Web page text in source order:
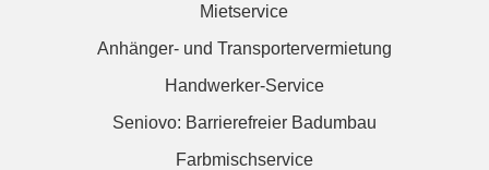
Mietservice
Anhänger- und Transportervermietung
Handwerker-Service
Seniovo: Barrierefreier Badumbau
Farbmischservice